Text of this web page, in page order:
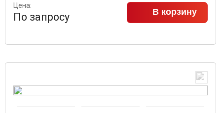
Цена:
По запросу В корзину